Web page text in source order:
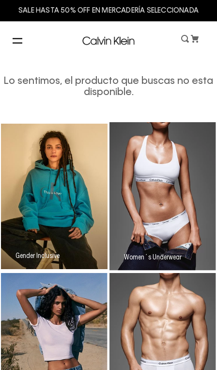
SALE HASTA 50% OFF EN MERCADERÍA SELECCIONADA
Lo sentimos, el producto que buscas no esta
disponible.
Gender Inclusive Women´s Underwear